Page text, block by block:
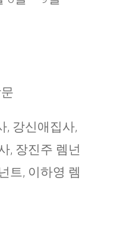
, 강신애집사,
, 장진주 렘넌
트, 이하영 렘